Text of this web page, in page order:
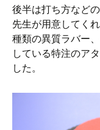
後半は打ち方など
先生が用意してく
種類の異質ラバー
している特注のア
した。